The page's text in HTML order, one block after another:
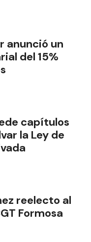
anunció un
del 15%
capítulos
la Ley de
reelecto al
Formosa